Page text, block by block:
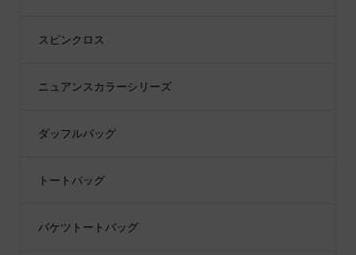
スピンクロス
ニュアンスカラーシリーズ
ダッフルバッグ
トートバッグ
バケツトートバッグ